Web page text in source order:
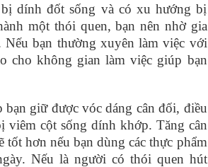
dính đốt sống và có xu hướng bị
một thói quen, bạn nên nhờ gia
Nếu bạn thường xuyên làm việc với
cho không gian làm việc giúp bạn
giữ được vóc dáng cân đối, điều
cột sống dính khớp. Tăng cân
tốt hơn nếu bạn dùng các thực phẩm
Nếu là người có thói quen hút